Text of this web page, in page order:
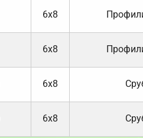
6х8
6х8
6х8
6х8